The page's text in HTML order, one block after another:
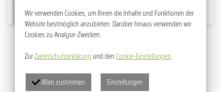
SCHNITTROSENSCHAU AKTIV MITGESTALTEN PROJEKT „STRUKTUREN WANDELN – GEMEINSAM NACHHALTIG GESTALTEN“ STARTET DURCH
Schnittrosenschau als regionales
Highlight
Wir verwenden Cookies, um Ihnen die Inhalte und Funktionen der
Website bestmöglich anzubieten. Darüber hinaus verwenden wir
Cookies zu Analyse-Zwecken.
ZurDatenschutzerklärung und denCookie-Einstellungen.
Allen zustimmen Einstellungen